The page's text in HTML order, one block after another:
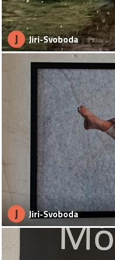
J Jiri-Svoboda
J Jiri-Svoboda